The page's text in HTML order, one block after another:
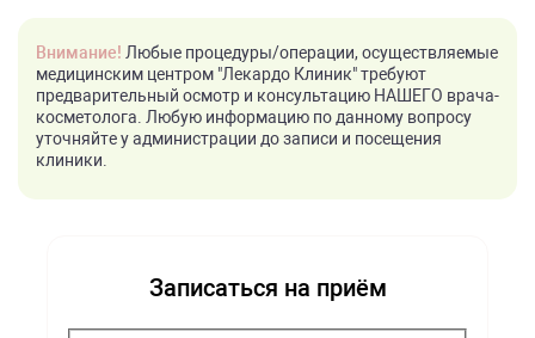
Внимание! Любые процедуры/операции, осуществляемые
медицинским центром "Лекардо Клиник" требуют
предварительный осмотр и консультацию НАШЕГО врача-
косметолога. Любую информацию по данному вопросу
уточняйте у администрации до записи и посещения
клиники.
Записаться на приём